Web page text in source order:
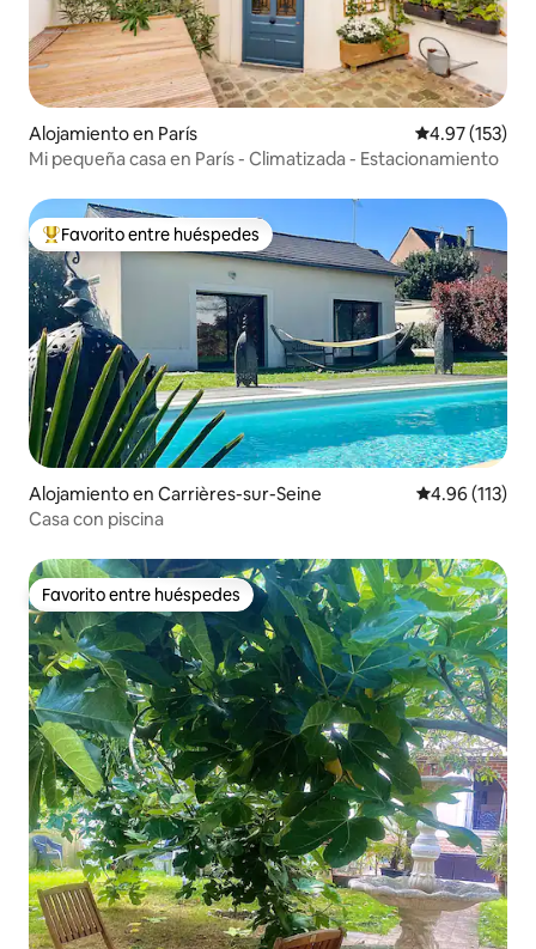
Alojamiento en París Calificación
4.97 (153)
Mi pequeña casa en París - Climatizada - Estacionamiento
Favorito entre huéspedes preferido
Favorito entre huéspedes
Alojamiento en Carrières-sur-Seine Calificación
4.96 (113)
Casa con piscina
Favorito entre huéspedes
Favorito entre huéspedes